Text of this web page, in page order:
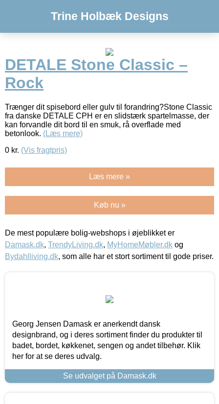
Trine Holbæk Designs
DETALE Stone Classic –
Rock
Trænger dit spisebord eller gulv til forandring?Stone Classic
fra danske DETALE CPH er en slidstærk spartelmasse, der
kan forvandle dit bord til en smuk, rå overflade med
betonlook. (Læs mere)
0 kr. (Vis fragtpris)
Læs mere »
Køb nu »
De mest populære bolig-webshops i øjeblikket er
Damask.dk, TrendyLiving.dk, MyHomeMøbler.dk og
Bydahlliving.dk, som alle har et stort sortiment til gode priser.
Georg Jensen Damask er anerkendt dansk
designbrand, og i deres sortiment finder du produkter til
badet, bordet, køkkenet, sengen og andet tilbehør. Klik
her for at se deres udvalg.
Se udvalget på Damask.dk